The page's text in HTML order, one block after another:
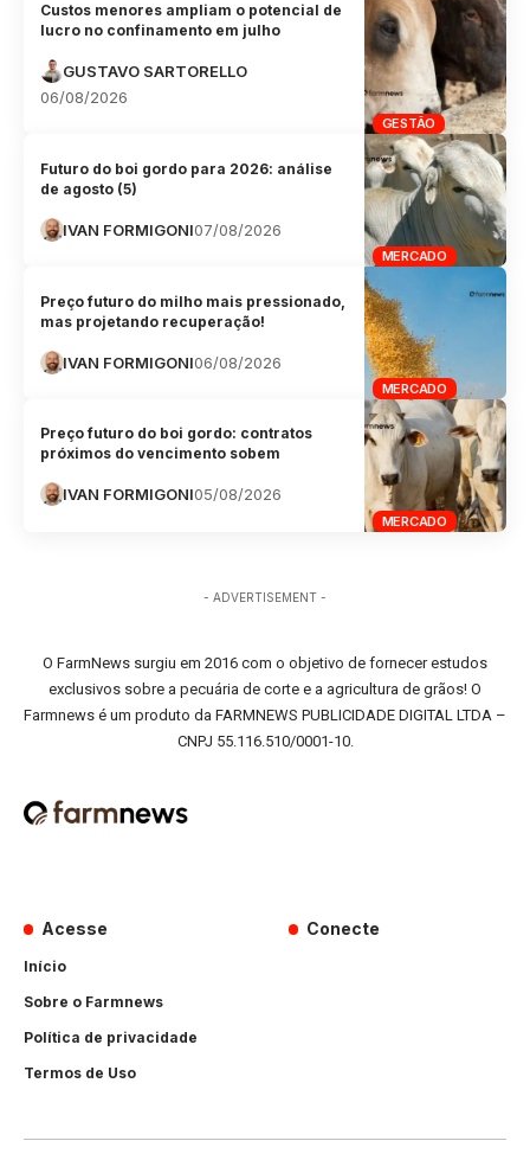
GESTÃO
Custos menores ampliam o potencial de
lucro no confinamento em julho
GUSTAVO SARTORELLO
06/08/2026
MERCADO
Futuro do boi gordo para 2026: análise
de agosto (5)
IVAN FORMIGONI07/08/2026
MERCADO
Preço futuro do milho mais pressionado,
mas projetando recuperação!
IVAN FORMIGONI06/08/2026
MERCADO
Preço futuro do boi gordo: contratos
próximos do vencimento sobem
IVAN FORMIGONI05/08/2026
- ADVERTISEMENT -
O FarmNews surgiu em 2016 com o objetivo de fornecer estudos
exclusivos sobre a pecuária de corte e a agricultura de grãos! O
Farmnews é um produto da FARMNEWS PUBLICIDADE DIGITAL LTDA –
CNPJ 55.116.510/0001-10.
Acesse
Início
Sobre o Farmnews
Política de privacidade
Termos de Uso
Conecte